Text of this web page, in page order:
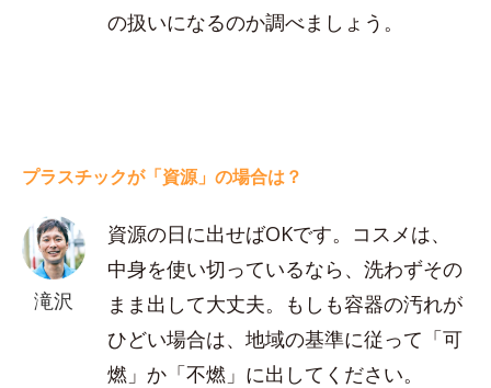
の扱いになるのか調べましょう。
プラスチックが「資源」の場合は？
滝沢
資源の日に出せばOKです。コスメは、
中身を使い切っているなら、洗わずその
まま出して大丈夫。もしも容器の汚れが
ひどい場合は、地域の基準に従って「可
燃」か「不燃」に出してください。